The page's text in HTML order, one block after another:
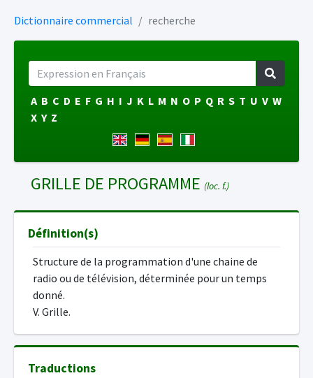
Dictionnaire commercial recherche
A B C D E F G H I J K L M N O P Q R S T U V W
X Y Z
GRILLE DE PROGRAMME (loc. f.)
Définition(s)
Structure de la programmation d'une chaine de
radio ou de télévision, déterminée pour un temps
donné.
V. Grille.
Traductions